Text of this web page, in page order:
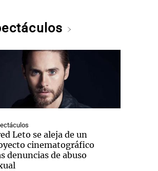
Leto se aleja de un
cinematográfico
denuncias de abuso